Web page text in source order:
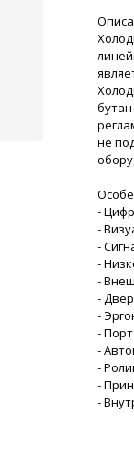
не
-
-
-
-
-
-
-
-
-
-
-
-